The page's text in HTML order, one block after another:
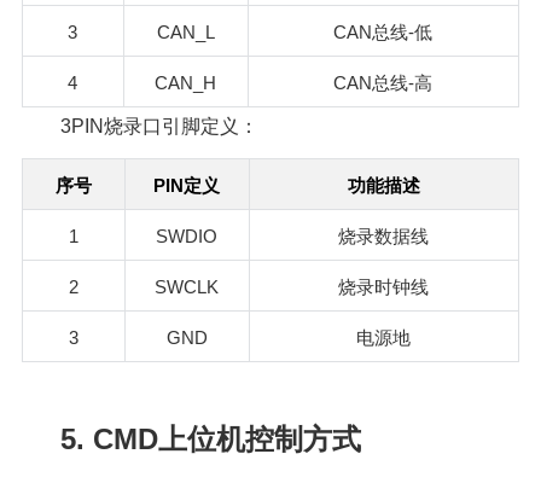
3 CAN_L CAN总线-低
4 CAN_H CAN总线-高
3PIN烧录口引脚定义：
序号 PIN定义 功能描述
1 SWDIO 烧录数据线
2 SWCLK 烧录时钟线
3 GND 电源地
5. CMD上位机控制方式